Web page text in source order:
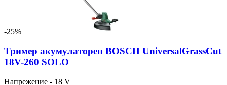
-25%
Тример акумулаторен BOSCH UniversalGrassCut
18V-260 SOLO
Напрежение - 18 V